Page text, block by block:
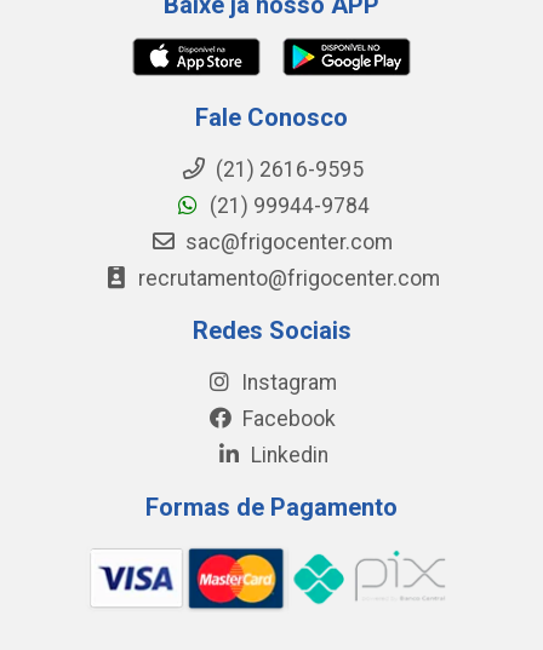
Fale Conosco
(21) 2616-9595
(21) 99944-9784
sac@frigocenter.com
recrutamento@frigocenter.com
Redes Sociais
Instagram
Facebook
Linkedin
Formas de Pagamento